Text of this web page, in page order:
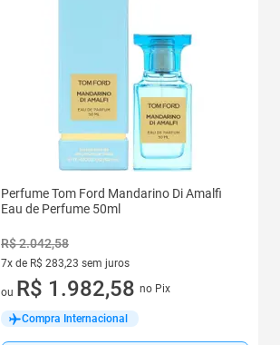
Perfume Tom Ford Mandarino Di Amalfi
Eau de Perfume 50ml
R$ 2.042,58
7x de R$ 283,23 sem juros
7 vez de R$ 283,23 sem juros
ou R$ 1.982,58 no Pix
Compra Internacional